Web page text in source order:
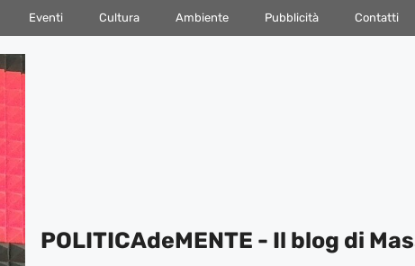
Eventi Cultura Ambiente Pubblicità Contatti
POLITICAdeMENTE - Il blog di